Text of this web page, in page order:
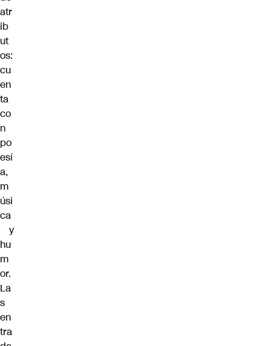
atr
ib
ut
os:
cu
en
ta
co
n
po
esí
a,
m
úsi
ca
y
hu
m
or.
La
s
en
tra